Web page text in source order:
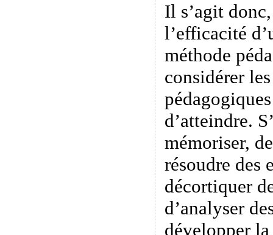
Il s’agit
l’efficacité
méthode
considérer
d’atteindre.
mémoriser,
résoudre des
décortiquer
d’analyser
développer